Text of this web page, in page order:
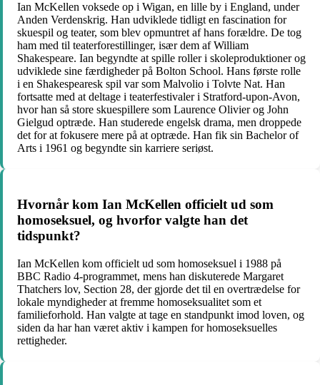
Ian McKellen voksede op i Wigan, en lille by i England, under
Anden Verdenskrig. Han udviklede tidligt en fascination for
skuespil og teater, som blev opmuntret af hans forældre. De tog
ham med til teaterforestillinger, især dem af William
Shakespeare. Ian begyndte at spille roller i skoleproduktioner og
udviklede sine færdigheder på Bolton School. Hans første rolle
i en Shakespearesk spil var som Malvolio i Tolvte Nat. Han
fortsatte med at deltage i teaterfestivaler i Stratford-upon-Avon,
hvor han så store skuespillere som Laurence Olivier og John
Gielgud optræde. Han studerede engelsk drama, men droppede
det for at fokusere mere på at optræde. Han fik sin Bachelor of
Arts i 1961 og begyndte sin karriere seriøst.
Hvornår kom Ian McKellen officielt ud som
homoseksuel, og hvorfor valgte han det
tidspunkt?
Ian McKellen kom officielt ud som homoseksuel i 1988 på
BBC Radio 4-programmet, mens han diskuterede Margaret
Thatchers lov, Section 28, der gjorde det til en overtrædelse for
lokale myndigheder at fremme homoseksualitet som et
familieforhold. Han valgte at tage en standpunkt imod loven, og
siden da har han været aktiv i kampen for homoseksuelles
rettigheder.